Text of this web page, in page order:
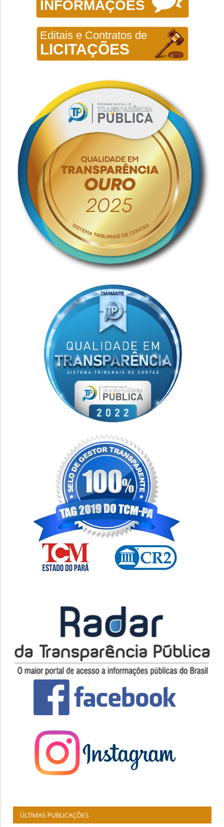
INFORMAÇÕES
Editais e Contratos de
LICITAÇÕES
ÚLTIMAS PUBLICAÇÕES